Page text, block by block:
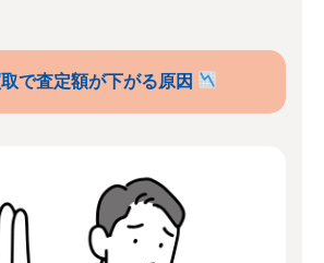
で査定額が下がる原因